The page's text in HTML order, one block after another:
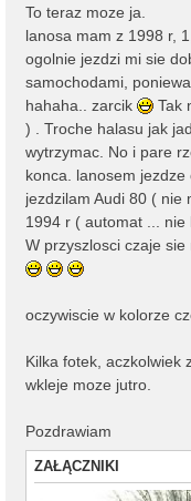
To teraz moze ja.
lanosa mam z 1998 r,
ogolnie jezdzi mi sie
samochodami,
hahaha.. zarcik
Tak
) . Troche halasu jak
wytrzymac. No i pare
konca. lanosem
jezdzilam Audi 80 ( nie
1994 r ( automat ...
W przyszlosci czaje
oczywiscie w kolorze
Kilka fotek, aczkolwiek
wkleje moze jutro.
Pozdrawiam
ZAŁĄCZNIKI